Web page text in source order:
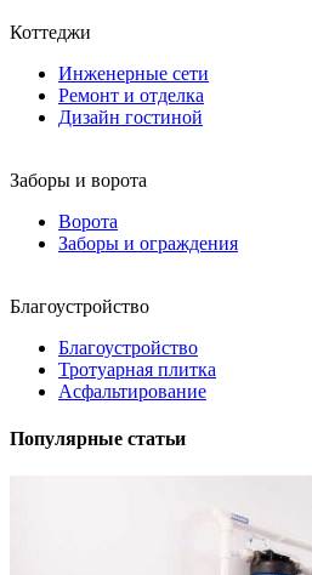
Коттеджи
Инженерные сети
Ремонт и отделка
Дизайн гостиной
Заборы и ворота
Ворота
Заборы и ограждения
Благоустройство
Благоустройство
Тротуарная плитка
Асфальтирование
Популярные статьи